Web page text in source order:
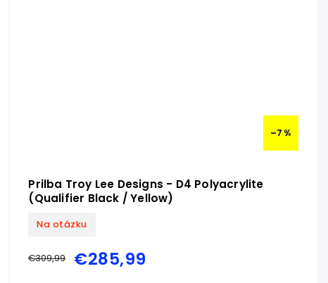
–7 %
Prilba Troy Lee Designs - D4 Polyacrylite
(Qualifier Black / Yellow)
Na otázku
€309,99 €285,99